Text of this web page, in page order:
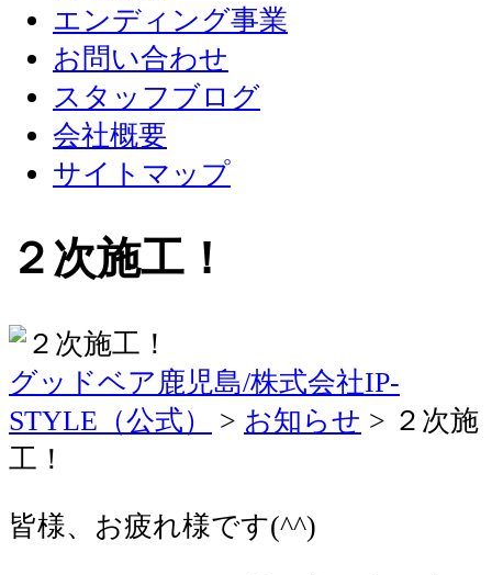
エンディング事業
お問い合わせ
スタッフブログ
会社概要
サイトマップ
２次施工！
グッドベア鹿児島/株式会社IP-
STYLE（公式）
> お知らせ > ２次施
工！
皆様、お疲れ様です(^^)